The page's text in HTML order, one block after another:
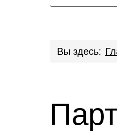
Вы здесь: